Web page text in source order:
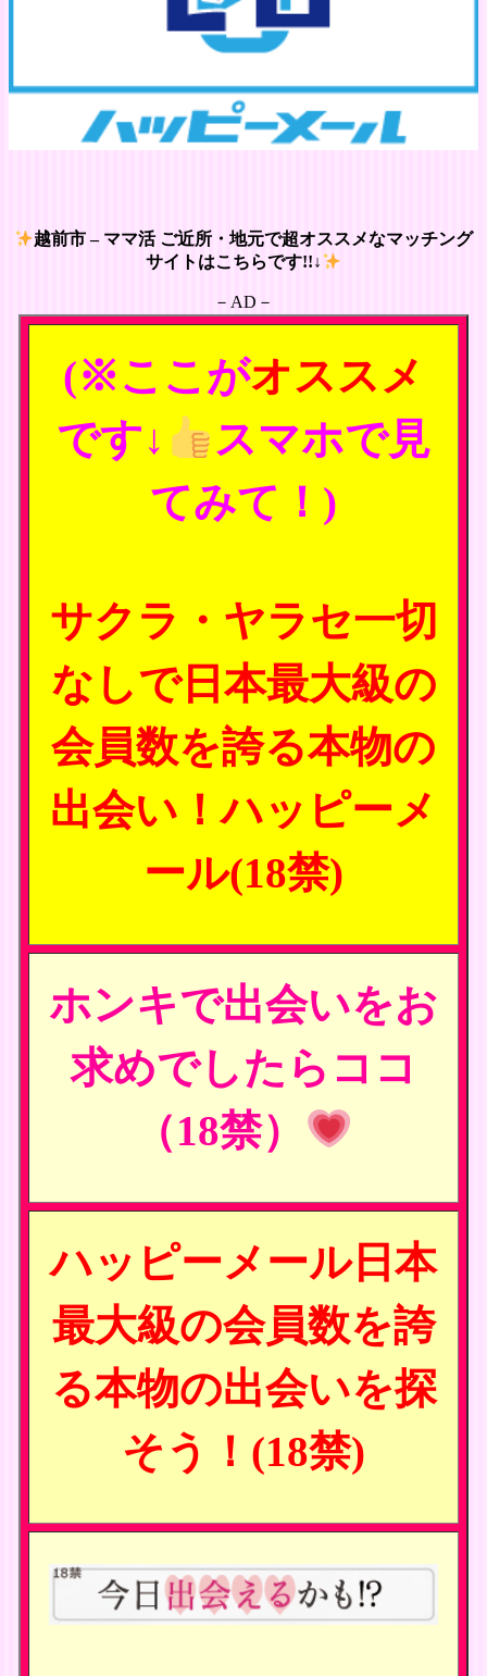
越前市 – ママ活 ご近所・地元で超オススメなマッチング
サイトはこちらです!!↓
－AD－
(※ここがオススメ
です↓
スマホで見
てみて！)
サクラ・ヤラセ一切
なしで日本最大級の
会員数を誇る本物の
出会い！ハッピーメ
ール(18禁)
ホンキで出会いをお
求めでしたらココ
（18禁）
ハッピーメール日本
最大級の会員数を誇
る本物の出会いを探
そう！(18禁)